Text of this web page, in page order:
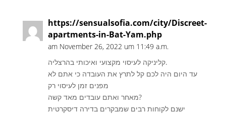
https://sensualsofia.com/city/Discreet-
apartments-in-Bat-Yam.php
am November 26, 2022 um 11:49 a.m.
קליניקה לעיסוי מקצועי ואיכותי בהרצליה.
עד היום היה לכם קל לתרץ את העובדה כי אתם לא
מפנים זמן לעיסוי רק
מאחר ואתם עובדים מאד קשה?
ישנם לקוחות רבים שמבקרים בדירה דיסקרטית